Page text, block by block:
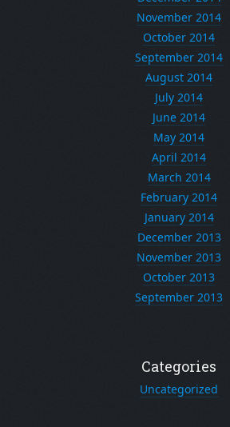
November 2014
October 2014
September 2014
August 2014
July 2014
June 2014
May 2014
April 2014
March 2014
February 2014
January 2014
December 2013
November 2013
October 2013
September 2013
Categories
Uncategorized